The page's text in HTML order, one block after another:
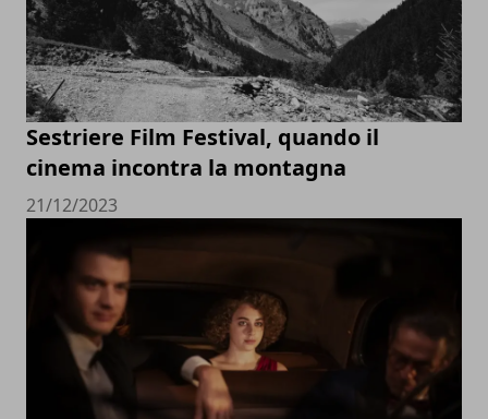
Sestriere Film Festival, quando il
cinema incontra la montagna
21/12/2023